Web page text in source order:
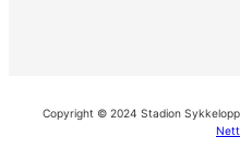
Copyright © 2024 Stadion